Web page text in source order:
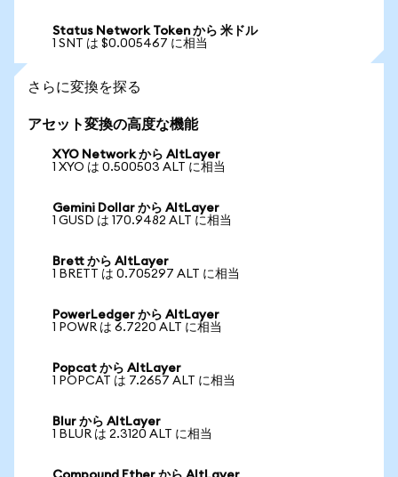
Status Network Token から 米ドル
1 SNT は $0.005467 に相当
さらに変換を探る
アセット変換の高度な機能
XYO Network から AltLayer
1 XYO は 0.500503 ALT に相当
Gemini Dollar から AltLayer
1 GUSD は 170.9482 ALT に相当
Brett から AltLayer
1 BRETT は 0.705297 ALT に相当
PowerLedger から AltLayer
1 POWR は 6.7220 ALT に相当
Popcat から AltLayer
1 POPCAT は 7.2657 ALT に相当
Blur から AltLayer
1 BLUR は 2.3120 ALT に相当